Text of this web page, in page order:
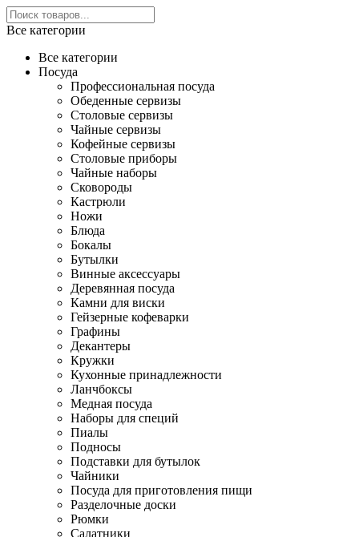
Все категории
Все категории
Посуда
Профессиональная посуда
Обеденные сервизы
Столовые сервизы
Чайные сервизы
Кофейные сервизы
Столовые приборы
Чайные наборы
Сковороды
Кастрюли
Ножи
Блюда
Бокалы
Бутылки
Винные аксессуары
Деревянная посуда
Камни для виски
Гейзерные кофеварки
Графины
Декантеры
Кружки
Кухонные принадлежности
Ланчбоксы
Медная посуда
Наборы для специй
Пиалы
Подносы
Подставки для бутылок
Чайники
Посуда для приготовления пищи
Разделочные доски
Рюмки
Салатники